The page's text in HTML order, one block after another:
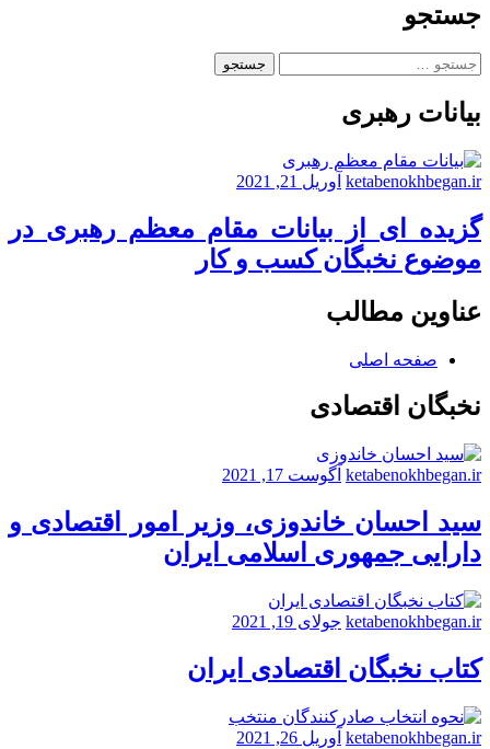
جستجو
جستجو
بیانات رهبری
ketabenokhbegan.ir آوریل 21, 2021
گزیده ای از بیانات مقام معظم رهبری در
موضوع نخبگان کسب و کار
عناوین مطالب
صفحه اصلی
نخبگان اقتصادی
ketabenokhbegan.ir آگوست 17, 2021
سید احسان خاندوزی، وزیر امور اقتصادی و
دارایی جمهوری اسلامی ایران
ketabenokhbegan.ir جولای 19, 2021
کتاب نخبگان اقتصادی ایران
ketabenokhbegan.ir آوریل 26, 2021